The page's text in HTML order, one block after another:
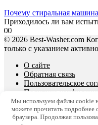
Почему стиральная
Приходилось ли вам
00
© 2026 Best-Washer.com
только с указанием
О сайте
Обратная связь
Пользовательское
Политика
x (30)
Мы используем файлы cookie
можете прочитать подробнее
браузера. Продолжая